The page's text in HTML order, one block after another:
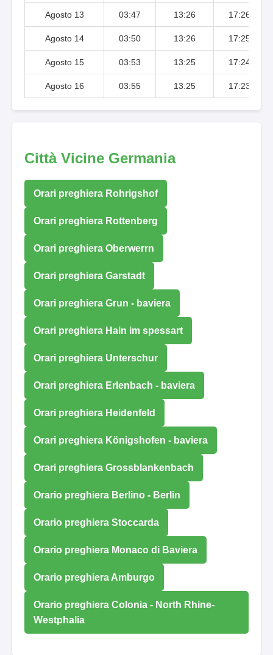
Agosto 13 03:47 13:26 17:26
Agosto 14 03:50 13:26 17:25
Agosto 15 03:53 13:25 17:24
Agosto 16 03:55 13:25 17:23
Città Vicine Germania
Orari preghiera Rohrigshof
Orari preghiera Rottenberg
Orari preghiera Oberwerrn
Orari preghiera Garstadt
Orari preghiera Grun - baviera
Orari preghiera Hain im spessart
Orari preghiera Unterschur
Orari preghiera Erlenbach - baviera
Orari preghiera Heidenfeld
Orari preghiera Königshofen - baviera
Orari preghiera Grossblankenbach
Orario preghiera Berlino - Berlin
Orario preghiera Stoccarda
Orario preghiera Monaco di Baviera
Orario preghiera Amburgo
Orario preghiera Colonia - North Rhine-
Westphalia